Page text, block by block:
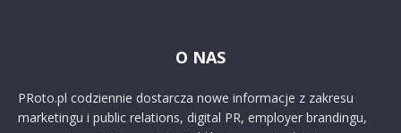
O NAS
PRoto.pl codziennie dostarcza nowe informacje z zakresu
marketingu i public relations, digital PR, employer brandingu,